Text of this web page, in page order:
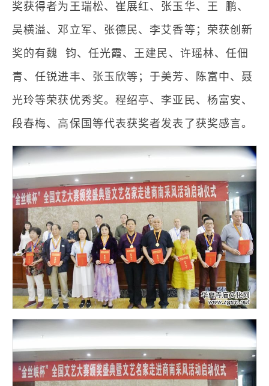
奖获得者为王瑞松、崔展红、张玉华、王 鹏、
吴横溢、邓立军、张德民、李艾香等；荣获创新
奖的有魏 钧、任光霞、王建民、许瑶林、任佃
青、任锐进丰、张玉欣等；于美芳、陈富中、聂
光玲等荣获优秀奖。程绍亭、李亚民、杨富安、
段春梅、高保国等代表获奖者发表了获奖感言。